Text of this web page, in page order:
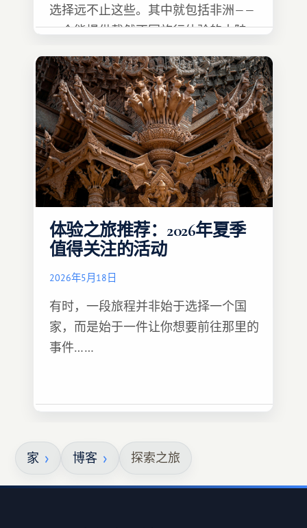
选择远不止这些。其中就包括非洲——
一个能提供截然不同旅行体验的大陆。
体验之旅推荐：2026年夏季
值得关注的活动
2026年5月18日
有时，一段旅程并非始于选择一个国
家，而是始于一件让你想要前往那里的
事件……
家 博客 探索之旅